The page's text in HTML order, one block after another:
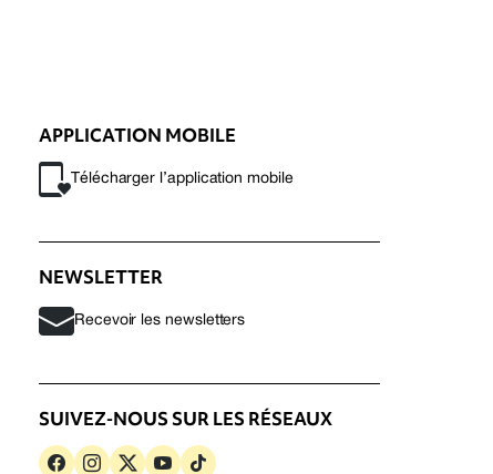
APPLICATION MOBILE
Télécharger l’application mobile
NEWSLETTER
Recevoir les newsletters
SUIVEZ-NOUS SUR LES RÉSEAUX